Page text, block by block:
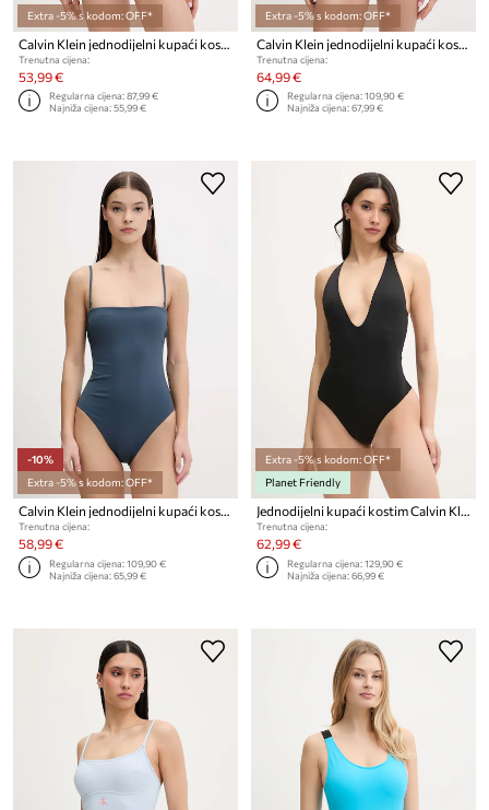
Extra -5% s kodom: OFF*
Trenutna cijena:
53,99 €
Regularna cijena:87,99 €
Najniža cijena:55,99 €
Extra -5% s kodom: OFF*
Trenutna cijena:
64,99 €
Regularna cijena:109,90 €
Najniža cijena:67,99 €
-10%
Extra -5% s kodom: OFF*
Calvin Klein jednodijelni kupaći kostim za žene
Trenutna cijena:
58,99 €
Regularna cijena:109,90 €
Najniža cijena:65,99 €
Extra -5% s kodom: OFF*
Planet Friendly
Jednodijelni kupaći kostim Calvin Klein
Trenutna cijena:
62,99 €
Regularna cijena:129,90 €
Najniža cijena:66,99 €